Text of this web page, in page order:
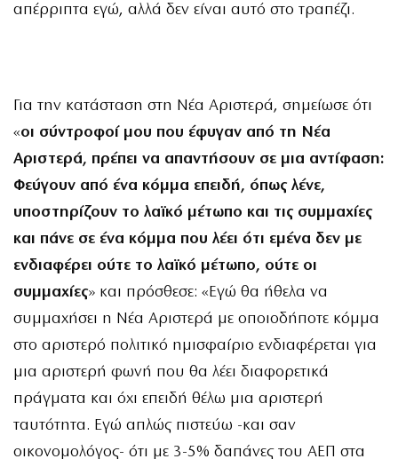
απέρριπτα εγώ, αλλά δεν είναι αυτό στο τραπέζι.
Για την κατάσταση στη Νέα Αριστερά, σημείωσε ότι
«οι σύντροφοί μου που έφυγαν από τη Νέα
Αριστερά, πρέπει να απαντήσουν σε μια αντίφαση:
Φεύγουν από ένα κόμμα επειδή, όπως λένε,
υποστηρίζουν το λαϊκό μέτωπο και τις συμμαχίες
και πάνε σε ένα κόμμα που λέει ότι εμένα δεν με
ενδιαφέρει ούτε το λαϊκό μέτωπο, ούτε οι
συμμαχίες» και πρόσθεσε: «Εγώ θα ήθελα να
συμμαχήσει η Νέα Αριστερά με οποιοδήποτε κόμμα
στο αριστερό πολιτικό ημισφαίριο ενδιαφέρεται για
μια αριστερή φωνή που θα λέει διαφορετικά
πράγματα και όχι επειδή θέλω μια αριστερή
ταυτότητα. Εγώ απλώς πιστεύω -και σαν
οικονομολόγος- ότι με 3-5% δαπάνες του ΑΕΠ στα